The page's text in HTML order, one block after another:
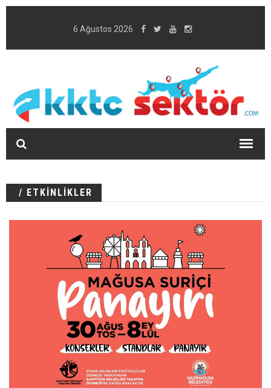
6 Ağustos 2026
/ ETKİNLİKLER